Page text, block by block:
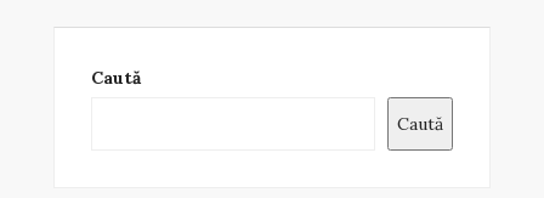
Caută
Caută